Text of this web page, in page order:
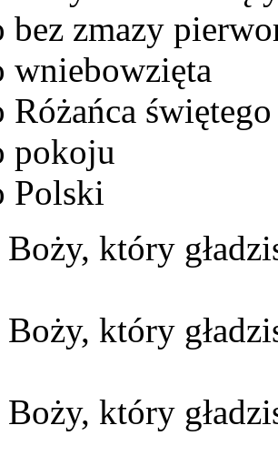
zmazy
świętego
pokoju
Polski
który
który
który